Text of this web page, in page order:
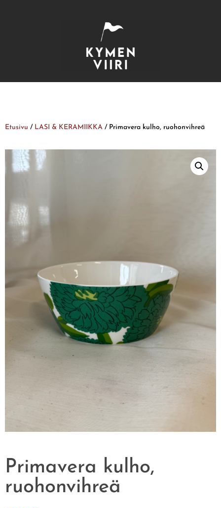
Etusivu / LASI & KERAMIIKKA / Primavera kulho, ruohonvihreä
Primavera kulho,
ruohonvihreä